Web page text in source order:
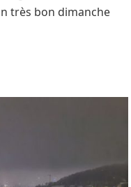
très bon dimanche